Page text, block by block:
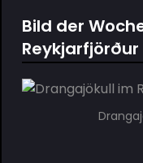
Bild der
Reykjarfjörður